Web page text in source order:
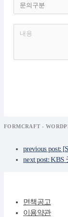
FORMCRAFT -
previous post:
next post:KBS
면책공고
이용약관